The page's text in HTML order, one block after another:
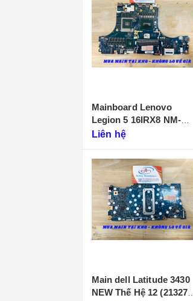
Mainboard Lenovo
Legion 5 16IRX8 NM-
F901
Liên hệ
Main dell Latitude 3430
NEW Thế Hệ 12 (213274-